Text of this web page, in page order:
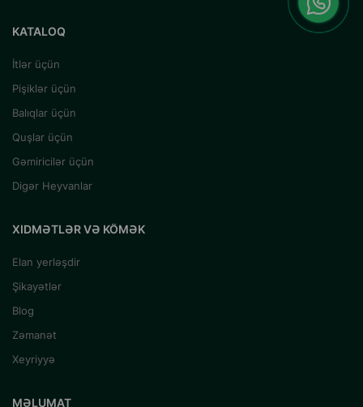
KATALOQ
İtlər üçün
Pişiklər üçün
Balıqlar üçün
Quşlar üçün
Gəmiricilər üçün
Digər Heyvanlar
XIDMƏTLƏR VƏ KÖMƏK
Elan yerləşdir
Şikayətlər
Blog
Zəmanət
Xeyriyyə
MƏLUMAT